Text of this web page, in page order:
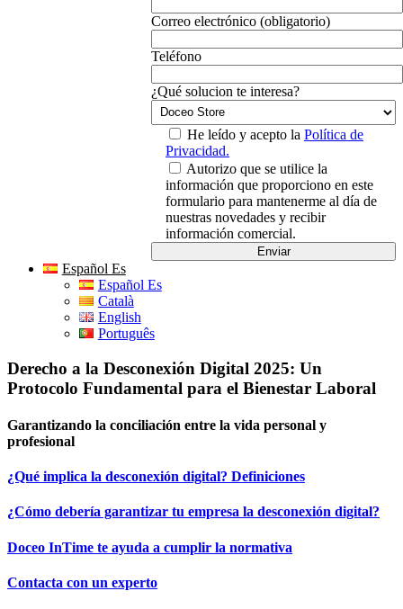
Correo electrónico (obligatorio)
Teléfono
¿Qué solucion te interesa?
He leído y acepto la Política de
Privacidad.
Autorizo que se utilice la
información que proporciono en este
formulario para mantenerme al día de
nuestras novedades y recibir
información comercial.
Español Es
Español Es
Català
English
Português
Derecho a la Desconexión Digital 2025: Un
Protocolo Fundamental para el Bienestar Laboral
Garantizando la conciliación entre la vida personal y
profesional
¿Qué implica la desconexión digital? Definiciones
¿Cómo debería garantizar tu empresa la desconexión digital?
Doceo InTime te ayuda a cumplir la normativa
Contacta con un experto